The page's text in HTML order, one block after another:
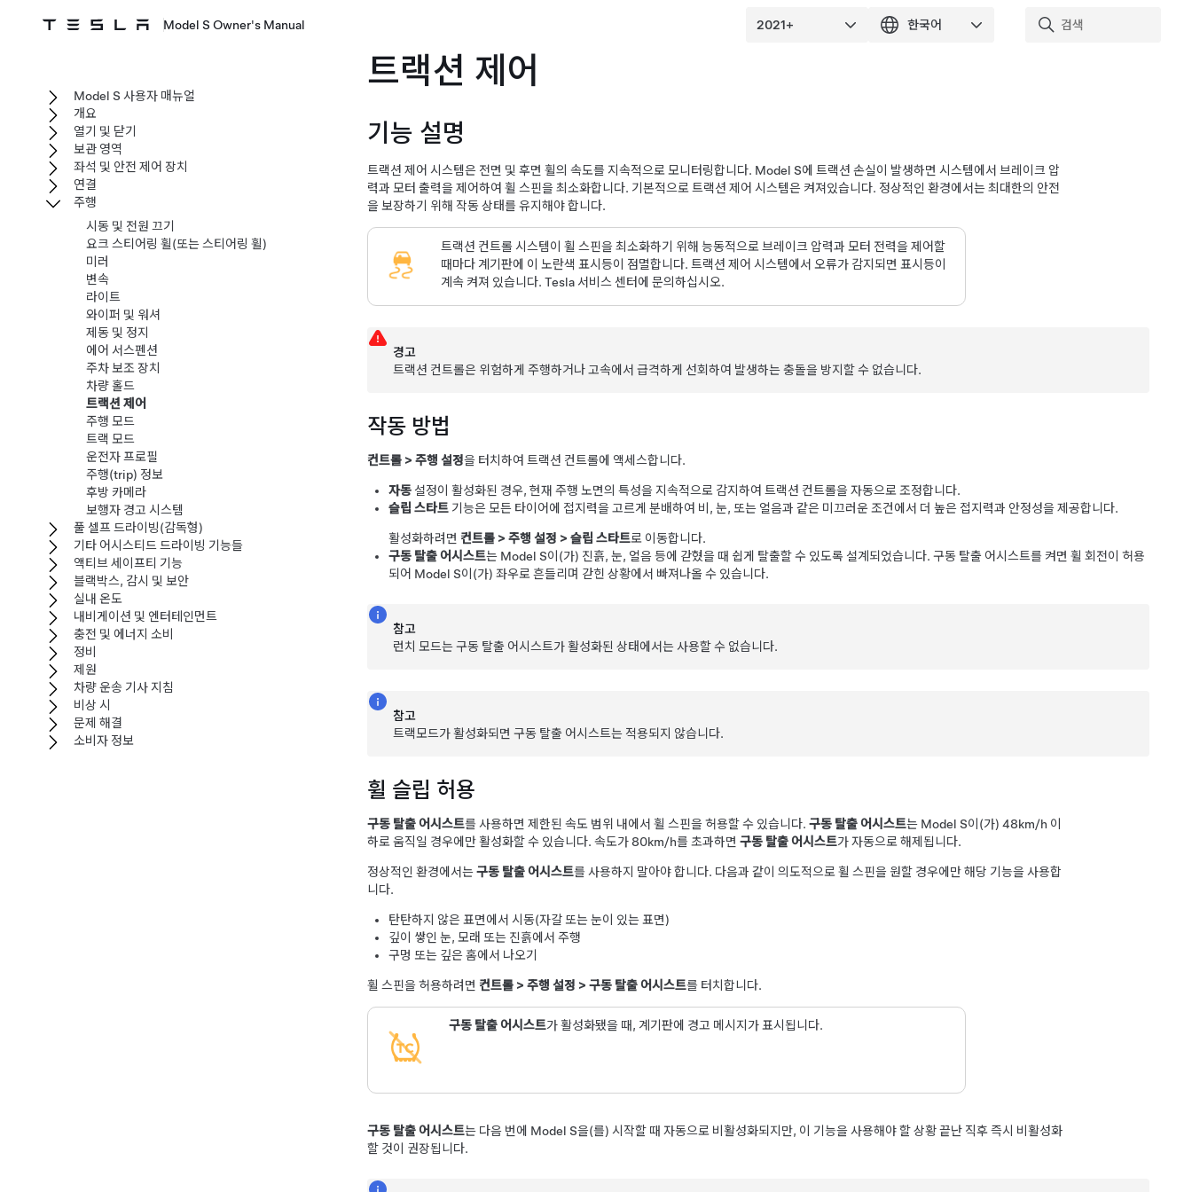
Model S Owner's Manual
트랙션 제어
기능 설명
트랙션 제어 시스템은 전면 및 후면 휠의 속도를 지속적으로 모니터링합니다. Model S에 트랙션 손실이 발생하면 시스템에서 브레이크 압
력과 모터 출력을 제어하여 휠 스핀을 최소화합니다. 기본적으로 트랙션 제어 시스템은 켜져있습니다. 정상적인 환경에서는 최대한의 안전
을 보장하기 위해 작동 상태를 유지해야 합니다.
트랙션 컨트롤 시스템이 휠 스핀을 최소화하기 위해 능동적으로 브레이크 압력과 모터 전력을 제어할
때마다 계기판에 이 노란색 표시등이 점멸합니다. 트랙션 제어 시스템에서 오류가 감지되면 표시등이
계속 켜져 있습니다. Tesla 서비스 센터에 문의하십시오.
경고
트랙션 컨트롤은 위험하게 주행하거나 고속에서 급격하게 선회하여 발생하는 충돌을 방지할 수 없습니다.
작동 방법
컨트롤 > 주행 설정을 터치하여 트랙션 컨트롤에 액세스합니다.
자동 설정이 활성화된 경우, 현재 주행 노면의 특성을 지속적으로 감지하여 트랙션 컨트롤을 자동으로 조정합니다.
슬립 스타트 기능은 모든 타이어에 접지력을 고르게 분배하여 비, 눈, 또는 얼음과 같은 미끄러운 조건에서 더 높은 접지력과 안정성을 제공합니다.
활성화하려면 컨트롤 > 주행 설정 > 슬립 스타트로 이동합니다.
구동 탈출 어시스트는 Model S이(가) 진흙, 눈, 얼음 등에 갇혔을 때 쉽게 탈출할 수 있도록 설계되었습니다. 구동 탈출 어시스트를 켜면 휠 회전이 허용
되어 Model S이(가) 좌우로 흔들리며 갇힌 상황에서 빠져나올 수 있습니다.
참고
런치 모드는 구동 탈출 어시스트가 활성화된 상태에서는 사용할 수 없습니다.
참고
트랙모드가 활성화되면 구동 탈출 어시스트는 적용되지 않습니다.
휠 슬립 허용
구동 탈출 어시스트를 사용하면 제한된 속도 범위 내에서 휠 스핀을 허용할 수 있습니다. 구동 탈출 어시스트는 Model S이(가) 48km/h 이
하로 움직일 경우에만 활성화할 수 있습니다. 속도가80km/h를 초과하면 구동 탈출 어시스트가 자동으로 해제됩니다.
정상적인 환경에서는구동 탈출 어시스트를 사용하지 말아야 합니다. 다음과 같이 의도적으로 휠 스핀을 원할 경우에만 해당 기능을 사용합
니다.
탄탄하지 않은 표면에서 시동(자갈 또는 눈이 있는 표면)
깊이 쌓인 눈, 모래 또는 진흙에서 주행
구멍 또는 깊은 홈에서 나오기
휠 스핀을 허용하려면 컨트롤 > 주행 설정 > 구동 탈출 어시스트를 터치합니다.
구동 탈출 어시스트가 활성화됐을 때, 계기판에 경고 메시지가 표시됩니다.
구동 탈출 어시스트는 다음 번에 Model S을(를) 시작할 때 자동으로 비활성화되지만, 이 기능을 사용해야 할 상황 끝난 직후 즉시 비활성화
할 것이 권장됩니다.
Model S 사용자 매뉴얼
개요
열기 및 닫기
보관 영역
좌석 및 안전 제어 장치
연결
주행
시동 및 전원 끄기
요크 스티어링 휠(또는 스티어링 휠)
미러
변속
라이트
와이퍼 및 워셔
제동 및 정지
에어 서스펜션
주차 보조 장치
차량 홀드
트랙션 제어
주행 모드
트랙 모드
운전자 프로필
주행(trip) 정보
후방 카메라
보행자 경고 시스템
풀 셀프 드라이빙(감독형)
기타 어시스티드 드라이빙 기능들
액티브 세이프티 기능
블랙박스, 감시 및 보안
실내 온도
내비게이션 및 엔터테인먼트
충전 및 에너지 소비
정비
제원
차량 운송 기사 지침
비상 시
문제 해결
소비자 정보